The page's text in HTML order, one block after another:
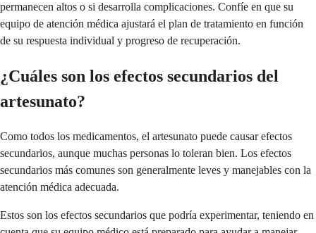
permanecen altos o si desarrolla complicaciones. Confíe en que su
equipo de atención médica ajustará el plan de tratamiento en función
de su respuesta individual y progreso de recuperación.
¿Cuáles son los efectos secundarios del
artesunato?
Como todos los medicamentos, el artesunato puede causar efectos
secundarios, aunque muchas personas lo toleran bien. Los efectos
secundarios más comunes son generalmente leves y manejables con la
atención médica adecuada.
Estos son los efectos secundarios que podría experimentar, teniendo en